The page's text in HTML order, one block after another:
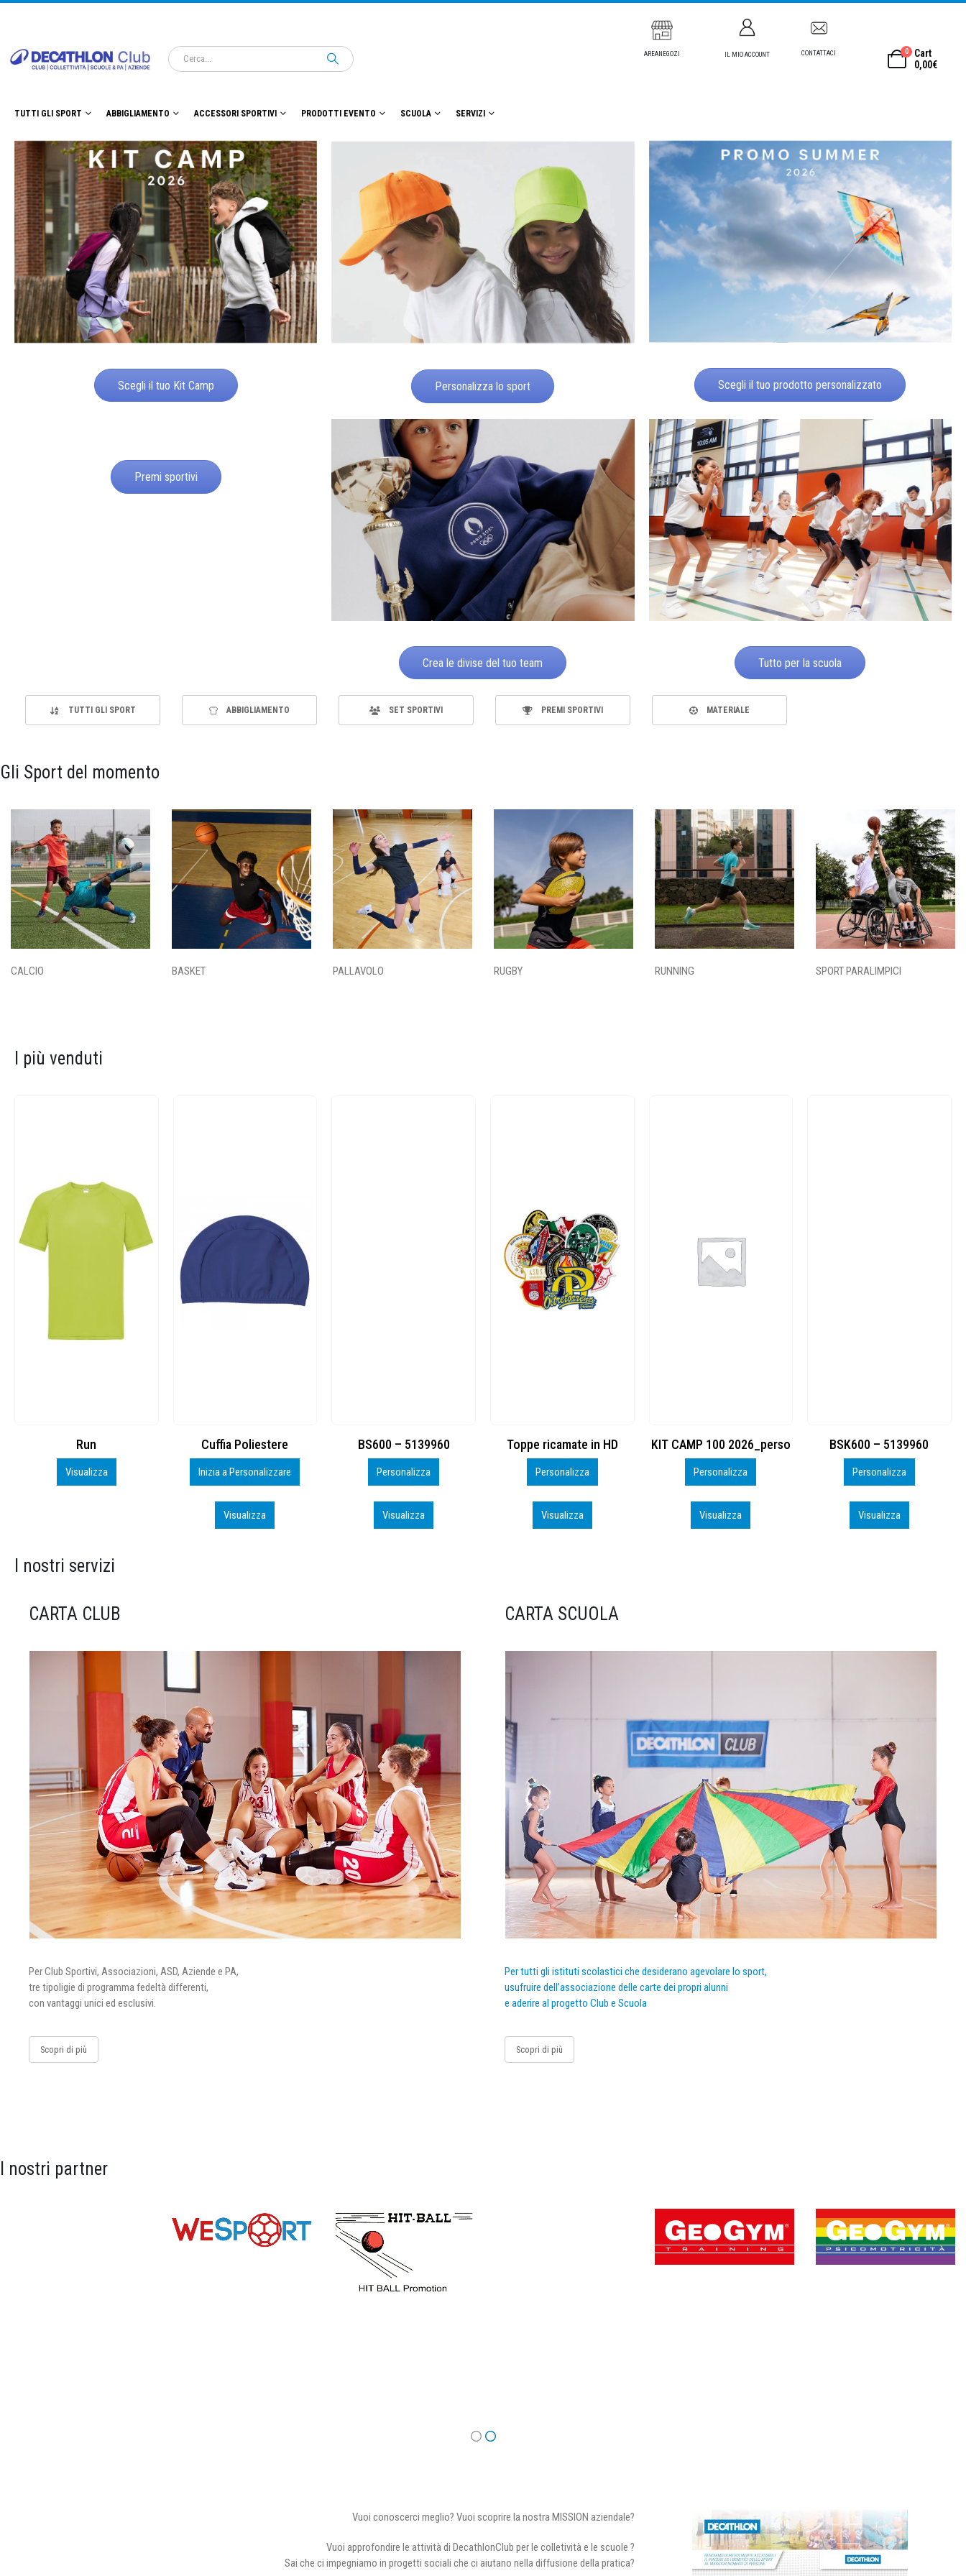
AREANEGOZI IL MIO ACCOUNT CONTATTACI 0
Cart
0,00€
TUTTI GLI SPORT ABBIGLIAMENTO ACCESSORI SPORTIVI PRODOTTI EVENTO SCUOLA SERVIZI
Scegli il tuo Kit Camp Personalizza lo sport Scegli il tuo prodotto personalizzato
Premi sportivi
Crea le divise del tuo team Tutto per la scuola
TUTTI GLI SPORT ABBIGLIAMENTO SET SPORTIVI PREMI SPORTIVI MATERIALE
Gli Sport del momento
CALCIO BASKET PALLAVOLO RUGBY RUNNING SPORT PARALIMPICI
I più venduti
Cuffia Poliestere
Inizia a Personalizzare
BS600 – 5139960
Personalizza
Visualizza
Toppe ricamate in HD
Personalizza
Visualizza
KIT CAMP 100 2026_perso
Personalizza
Visualizza
BSK600 – 5139960
Personalizza
Visualizza
DTF
Personalizza
Visualizza
I nostri servizi
CARTA CLUB
Per Club Sportivi, Associazioni, ASD, Aziende e PA,
tre tipoligie di programma fedeltà differenti,
con vantaggi unici ed esclusivi.
Scopri di più
CARTA SCUOLA
Per tutti gli istituti scolastici che desiderano agevolare lo sport,
usufruire dell’associazione delle carte dei propri alunni
e aderire al progetto Club e Scuola
Scopri di più
I nostri partner
Vuoi conoscerci meglio? Vuoi scoprire la nostra MISSION aziendale?
Vuoi approfondire le attività di DecathlonClub per le colletività e le scuole ?
Sai che ci impegniamo in progetti sociali che ci aiutano nella diffusione della pratica?